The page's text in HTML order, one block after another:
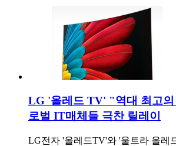
LG '올레드 TV' "역대 최고의
로벌 IT매체들 극찬 릴레이
LG전자 '올레드TV'와 '울트라 올레